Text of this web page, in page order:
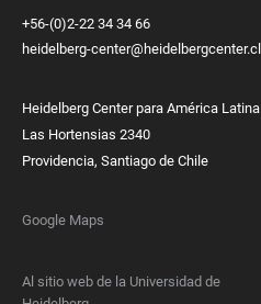
+56-(0)2-22 34 34 66
heidelberg-center@heidelbergcenter.cl
Heidelberg Center para América Latina
Las Hortensias 2340
Providencia, Santiago de Chile
Google Maps
Al sitio web de la Universidad de